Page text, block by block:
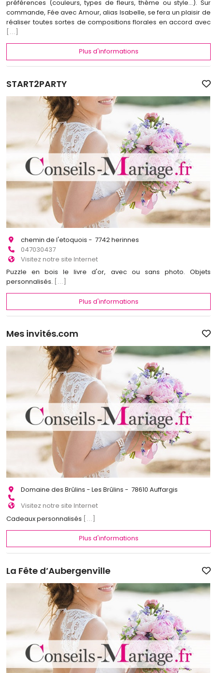
préférences (couleurs, types de fleurs, thème ou style…). Sur
commande, Fée avec Amour, alias Isabelle, se fera un plaisir de
réaliser toutes sortes de compositions florales en accord avec
[...]
Plus d'informations
START2PARTY
chemin de l'etoquois - 7742 herinnes
047030437
Visitez notre site Internet
Puzzle en bois le livre d'or, avec ou sans photo. Objets
personnalisés.
[...]
Plus d'informations
Mes invités.com
Domaine des Brûlins - Les Brûlins - 78610 Auffargis
Visitez notre site Internet
Cadeaux personnalisés [...]
Plus d'informations
La Fête d’Aubergenville